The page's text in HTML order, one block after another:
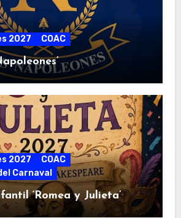
2027 COAC
2027
COAC
Carnaval
‘Romea y Julieta’